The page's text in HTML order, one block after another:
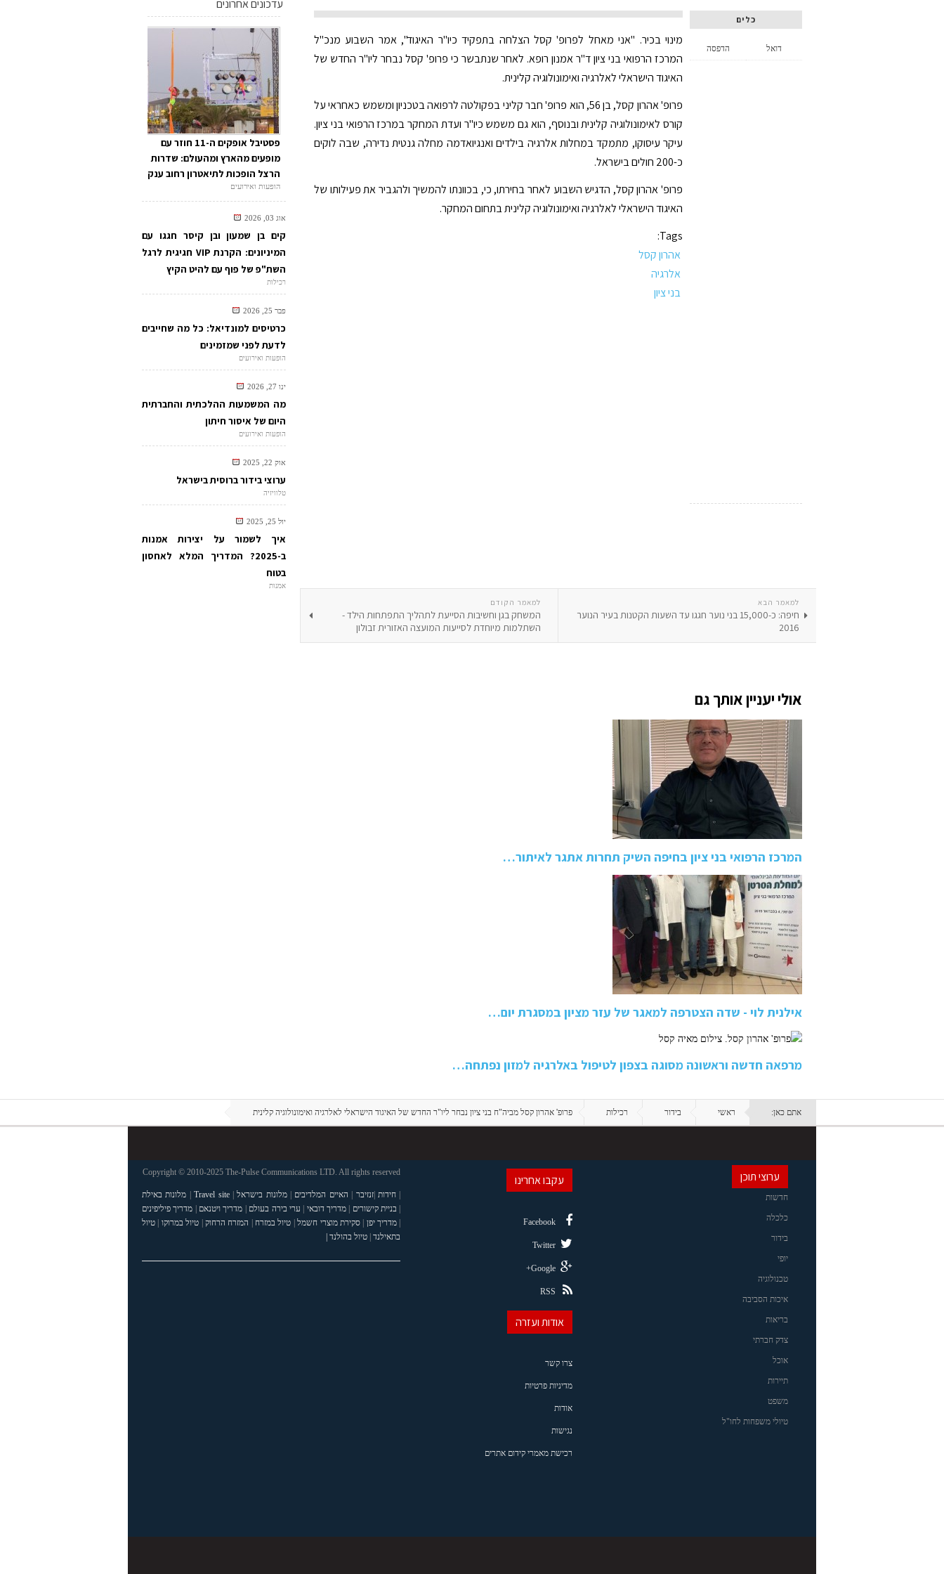
כלים
הדפסה דואל
מינוי בכיר. "אני מאחל לפרופ' קסל הצלחה בתפקיד כיו"ר האיגוד", אמר השבוע מנכ"ל
המרכז הרפואי בני ציון ד"ר אמנון רופא. לאחר שנתבשר כי פרופ' קסל נבחר ליו"ר החדש של
האיגוד הישראלי לאלרגיה ואימונולוגיה קלינית.
פרופ' אהרון קסל, בן 56, הוא פרופ' חבר קליני בפקולטה לרפואה בטכניון ומשמש כאחראי על
קורס לאימונולוגיה קלינית ובנוסף, הוא גם משמש כיו"ר ועדת המחקר במרכז הרפואי בני ציון.
עיקר עיסוקו, מתמקד במחלות אלרגיה בילדים ואנגיואדמה מחלה גנטית נדירה, שבה לוקים
כ-200 חולים בישראל.
פרופ' אהרון קסל, הדגיש השבוע לאחר בחירתו, כי, בכוונתו להמשיך ולהגביר את פעילותו של
האיגוד הישראלי לאלרגיה ואימונולוגיה קלינית בתחום המחקר.
Tags:
אהרון קסל
אלרגיה
בני ציון
למאמר הקודם
המשחק בגן וחשיבות הסייעת לתהליך התפתחות הילד -
השתלמות מיוחדת לסייעות המועצה האזורית זבולון
למאמר הבא
חיפה: כ-15,000 בני נוער חגגו עד השעות הקטנות בעיר הנוער
2016
אולי יעניין אותך גם
המרכז הרפואי בני ציון בחיפה השיק תחרות אתגר לאיתור…
אילנית לוי - שדה הצטרפה למאגר של עזר מציון במסגרת יום…
מרפאה חדשה וראשונה מסוגה בצפון לטיפול באלרגיה למזון נפתחה…
עדכונים אחרונים
פסטיבל אופקים ה-11 חוזר עם
מופעים מהארץ ומהעולם: שדרות
הרצל הופכות לתיאטרון רחוב ענק
הופעות ואירועים
אוג 03, 2026
קים בן שמעון ובן קיסר חגגו עם
המיניונים: הקרנת VIP חגיגית לרגל
השת"פ של פוף עם להיט הקיץ
רכילות
פבר 25, 2026
כרטיסים למונדיאל: כל מה שחייבים
לדעת לפני שמזמינים
הופעות ואירועים
ינו 27, 2026
מה המשמעות ההלכתית והחברתית
היום של איסור חיתון
הופעות ואירועים
אוק 22, 2025
ערוצי בידור ברוסית בישראל
טלוויזיה
יול 25, 2025
איך לשמור על יצירות אמנות
ב-2025? המדריך המלא לאחסון
בטוח
אמנות
אתם כאן: ראשי בידור רכילות פרופ' אהרון קסל מביה"ח בני ציון נבחר ליו"ר החדש של האיגוד הישראלי לאלרגיה ואימונולוגיה קלינית
ערוצי תוכן
חדשות
כלכלה
בידור
יופי
טכנולוגיה
איכות הסביבה
בריאות
צדק חברתי
אוכל
תיירות
משפט
טיולי משפחות לחו"ל
עקבו אחרינו
Facebook
Twitter
Google+
RSS
אודות ועזרה
צרו קשר
מדיניות פרטיות
אודות
נגישות
רכישת מאמרי קידום אתרים
Copyright © 2010-2025 The-Pulse Communications LTD. All rights reserved
| חידות |זנזיבר | האיים המלדיבים |מלונות בישראל|
Travel site
| מלונות באילת
| בניית קישורים |מדריך דובאי | ערי בירה בעולם | מדריך ויטנאם | מדריך פיליפינים
| מדריך יפן |סקירת מוצרי חשמל| טיול במזרח | המזרח הרחוק | טיול במרוקו | טיול
בתאילנד| טיול בהולנד |